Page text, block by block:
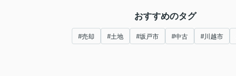
おすすめのタグ
#売却 #土地 #坂戸市 #中古 #川越市